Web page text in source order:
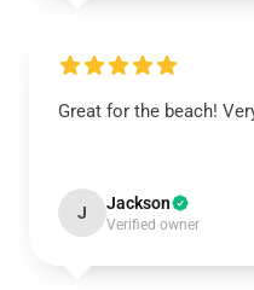
Great for the beach!
J Jackson
Verified owner